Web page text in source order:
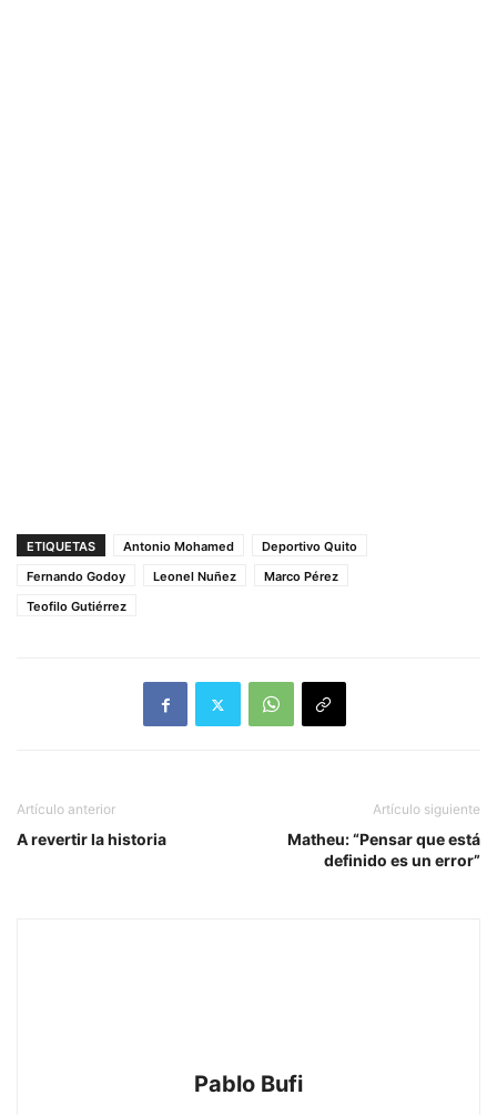
ETIQUETAS Antonio Mohamed
Deportivo Quito
Fernando Godoy
Leonel Nuñez
Marco Pérez
Teofilo Gutiérrez
Artículo anterior
A revertir la historia
Artículo siguiente
Matheu: “Pensar que está
definido es un error”
Pablo Bufi